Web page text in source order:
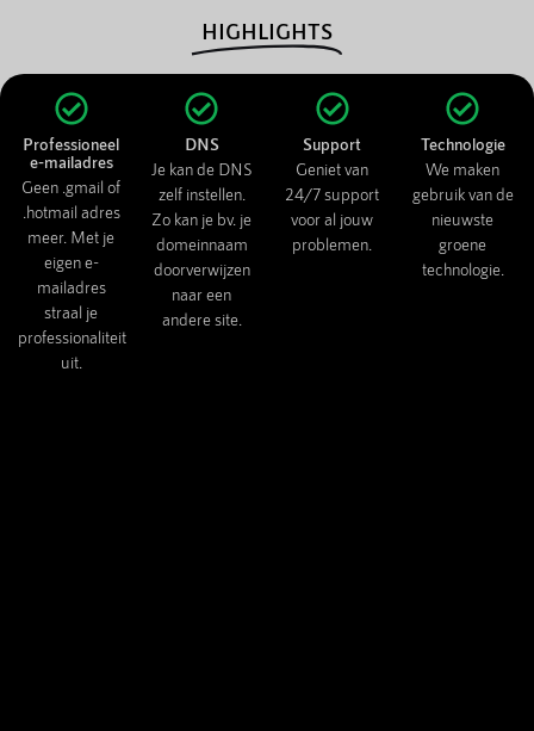
Professioneel
e-mailadres
Geen .gmail of
.hotmail adres
meer. Met je
eigen e-
mailadres
straal je
professionaliteit
uit.
DNS
Je kan de DNS
zelf instellen.
Zo kan je bv. je
domeinnaam
doorverwijzen
naar een
andere site.
Support
Geniet van
24/7 support
voor al jouw
problemen.
Technologie
We maken
gebruik van de
nieuwste
groene
technologie.
HIGHLIGHTS